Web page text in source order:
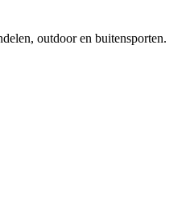
outdoor en buitensporten.